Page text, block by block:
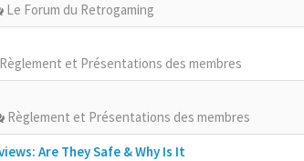
Le Forum du Retrogaming
Règlement et Présentations des membres
Règlement et Présentations des membres
Are They Safe & Why Is It